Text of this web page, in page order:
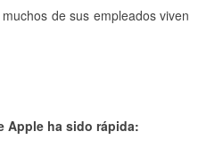
de sus empleados viven
Apple ha sido rápida: